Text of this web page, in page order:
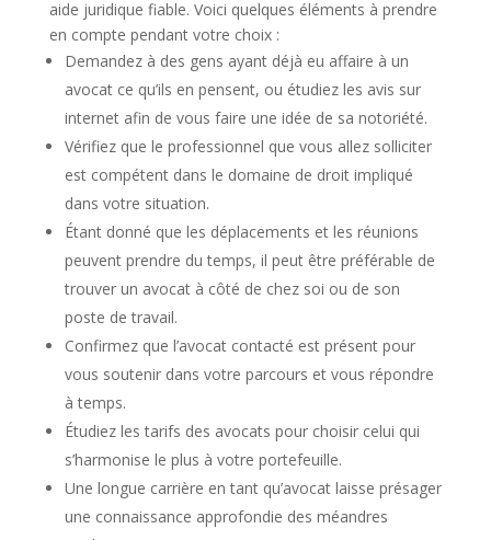
aide juridique fiable. Voici quelques éléments à prendre
en compte pendant votre choix :
Demandez à des gens ayant déjà eu affaire à un
avocat ce qu’ils en pensent, ou étudiez les avis sur
internet afin de vous faire une idée de sa notoriété.
Vérifiez que le professionnel que vous allez solliciter
est compétent dans le domaine de droit impliqué
dans votre situation.
Étant donné que les déplacements et les réunions
peuvent prendre du temps, il peut être préférable de
trouver un avocat à côté de chez soi ou de son
poste de travail.
Confirmez que l’avocat contacté est présent pour
vous soutenir dans votre parcours et vous répondre
à temps.
Étudiez les tarifs des avocats pour choisir celui qui
s’harmonise le plus à votre portefeuille.
Une longue carrière en tant qu’avocat laisse présager
une connaissance approfondie des méandres